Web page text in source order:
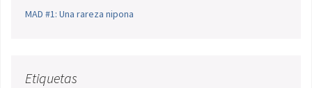
MAD #1: Una rareza nipona
Etiquetas